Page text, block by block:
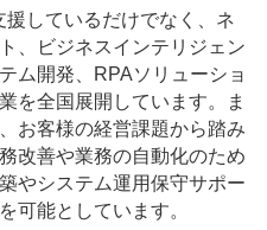
しているだけでなく、ネ
、ビジネスインテリジェン
ム開発、RPAソリューショ
を全国展開しています。ま
お客様の経営課題から踏み
改善や業務の自動化のため
やシステム運用保守サポー
可能としています。